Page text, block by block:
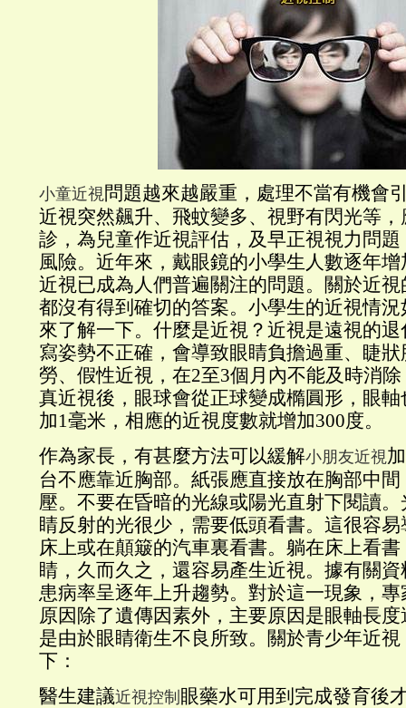
小童近視問題越來越嚴重，處理不當有機會
近視突然飆升、飛蚊變多、視野有閃光等
診，為兒童作近視評估，及早正視視力問
風險。近年來，戴眼鏡的小學生人數逐年
近視已成為人們普遍關注的問題。關於近
都沒有得到確切的答案。小學生的近視情
來了解一下。什麼是近視？近視是遠視的
寫姿勢不正確，會導致眼睛負擔過重、睫
勞、假性近視，在2至3個月內不能及時消
真近視後，眼球會從正球變成橢圓形，眼
加1毫米，相應的近視度數就增加300度。
作為家長，有甚麼方法可以緩解小朋友近視
台不應靠近胸部。紙張應直接放在胸部中
壓。不要在昏暗的光線或陽光直射下閱讀
睛反射的光很少，需要低頭看書。這很容
床上或在顛簸的汽車裏看書。躺在床上看
睛，久而久之，還容易產生近視。據有關
患病率呈逐年上升趨勢。對於這一現象，
原因除了遺傳因素外，主要原因是眼軸長
是由於眼睛衛生不良所致。關於青少年近
下：
醫生建議近視控制 眼藥水可用到完成發育後